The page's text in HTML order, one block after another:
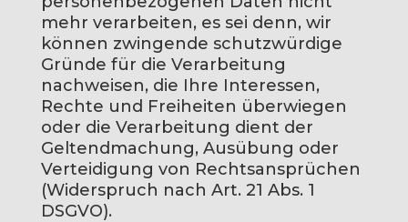
mehr verarbeiten, es sei denn, wir
können zwingende schutzwürdige
Gründe für die Verarbeitung
nachweisen, die Ihre Interessen,
Rechte und Freiheiten überwiegen
oder die Verarbeitung dient der
Geltendmachung, Ausübung oder
Verteidigung von Rechtsansprüchen
(Widerspruch nach Art. 21 Abs. 1
DSGVO).